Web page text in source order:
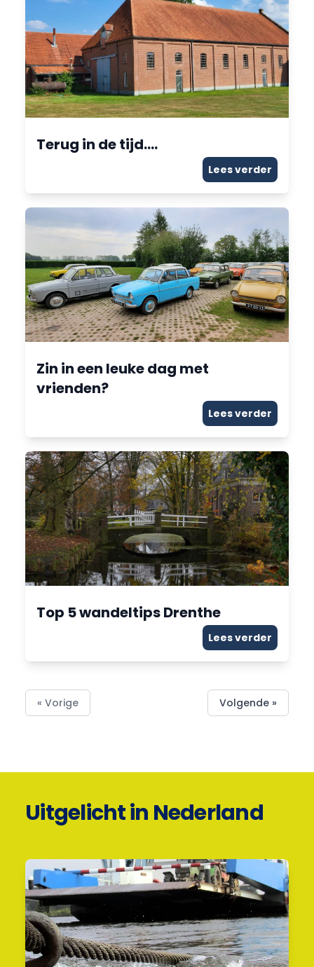
Terug in de tijd….
Lees verder
Zin in een leuke dag met
vrienden?
Lees verder
Top 5 wandeltips Drenthe
Lees verder
« Vorige Volgende »
Uitgelicht in Nederland